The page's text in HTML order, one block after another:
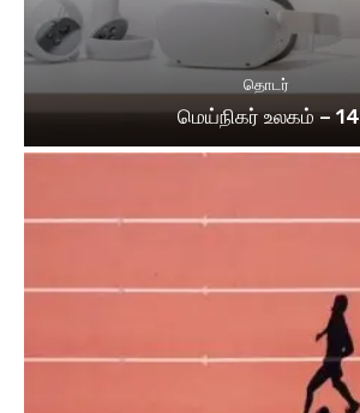
தொடர்
மெய்நிகர் உலகம் – 14